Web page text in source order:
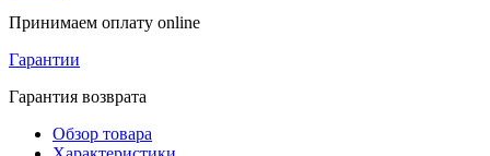
Принимаем оплату online
Гарантии
Гарантия возврата
Обзор товара